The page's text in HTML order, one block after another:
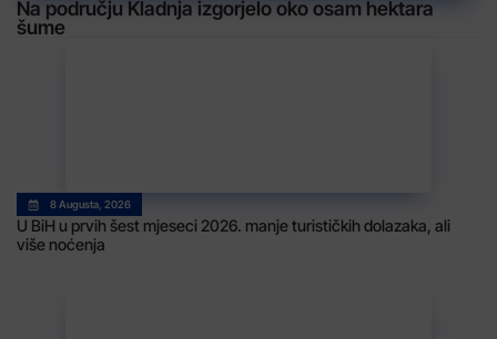
Na području Kladnja izgorjelo oko osam hektara
šume
8 Augusta, 2026
U BiH u prvih šest mjeseci 2026. manje turističkih dolazaka, ali
više noćenja